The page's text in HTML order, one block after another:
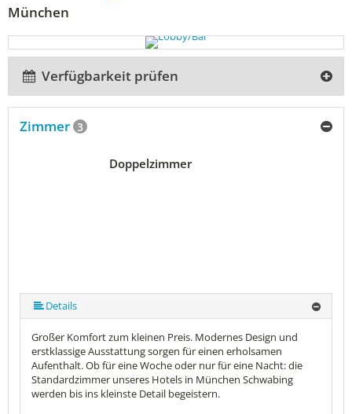
München
Verfügbarkeit prüfen
Zimmer 3
Doppelzimmer
Details
Großer Komfort zum kleinen Preis. Modernes Design und
erstklassige Ausstattung sorgen für einen erholsamen
Aufenthalt. Ob für eine Woche oder nur für eine Nacht: die
Standardzimmer unseres Hotels in München Schwabing
werden bis ins kleinste Detail begeistern.